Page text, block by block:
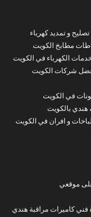
و تمديد كهرباء
مطابخ الكويت
الكهرباء في الكويت
شركات الكويت
في الكويت
بالكويت
و افران في الكويت
موقعي
كاميرات مراقبة هندي